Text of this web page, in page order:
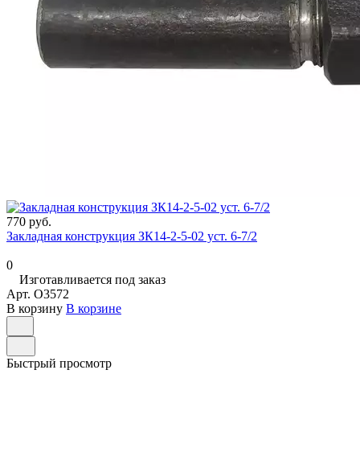
770 руб.
Закладная конструкция ЗК14-2-5-02 уст. 6-7/2
0
Изготавливается под заказ
Арт. O3572
В корзину В корзине
Быстрый просмотр